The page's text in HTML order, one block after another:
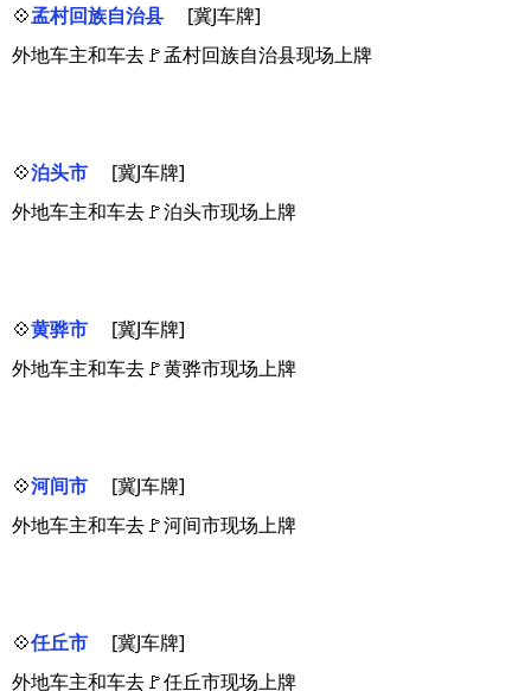
💠孟村回族自治县
[冀J车牌]
外地车主和车去🚩孟村回族自治县现场上牌
💠泊头市
[冀J车牌]
外地车主和车去🚩泊头市现场上牌
💠黄骅市
[冀J车牌]
外地车主和车去🚩黄骅市现场上牌
💠河间市
[冀J车牌]
外地车主和车去🚩河间市现场上牌
💠任丘市
[冀J车牌]
外地车主和车去🚩任丘市现场上牌